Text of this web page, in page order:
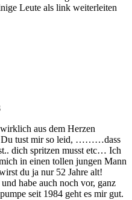
Leute als link weiterleiten
aus dem Herzen
Du tust mir so leid, ………dass
dich spritzen musst etc… Ich
in einen tollen jungen Mann
du ja nur 52 Jahre alt!
habe auch noch vor, ganz
seit 1984 geht es mir gut.